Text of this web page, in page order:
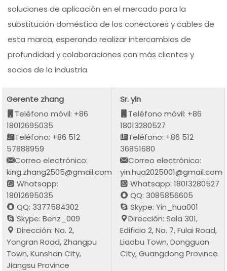
soluciones de aplicación en el mercado para la
substitución doméstica de los conectores y cables de
esta marca, esperando realizar intercambios de
profundidad y colaboraciones con más clientes y
socios de la industria.
Gerente zhang
Teléfono móvil: +86
18012695035
Teléfono: +86 512
57888959
Correo electrónico:
king.zhang2505@gmail.com
Whatsapp:
18012695035
QQ: 3377584302
Skype: Benz_009
Dirección: No. 2,
Yongran Road, Zhangpu
Town, Kunshan City,
Jiangsu Province
Sr. yin
Teléfono móvil: +86
18013280527
Teléfono: +86 512
36851680
Correo electrónico:
yin.hua2025001@gmail.com
Whatsapp: 18013280527
QQ: 3085856605
Skype: Yin_hua001
Dirección: Sala 301,
Edificio 2, No. 7, Fulai Road,
Liaobu Town, Dongguan
City, Guangdong Province